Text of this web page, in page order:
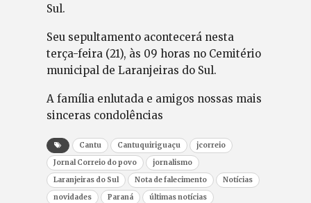
Sul.
Seu sepultamento acontecerá nesta
terça-feira (21), às 09 horas no Cemitério
municipal de Laranjeiras do Sul.
A família enlutada e amigos nossas mais
sinceras condolências
Cantu Cantuquiriguaçu
jcorreio
Jornal Correio do povo
jornalismo
Laranjeiras do Sul
Nota de falecimento
Notícias
novidades
Paraná últimas notícias